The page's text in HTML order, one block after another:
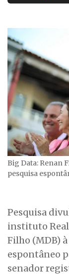
Big Data: Renan
pesquisa
Pesquisa
instituto
Filho (MDB)
espontâneo
senador